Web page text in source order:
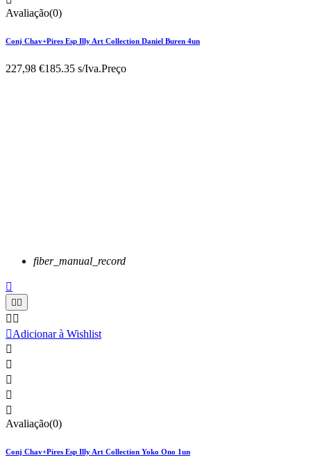
Avaliação(0)
Conj Chav+Pires Esp Illy Art Collection Daniel Buren 4un
227,98 €185.35 s/Iva.Preço
fiber_manual_record

 
 
Adicionar à Wishlist





Avaliação(0)
Conj Chav+Pires Esp Illy Art Collection Yoko Ono 1un